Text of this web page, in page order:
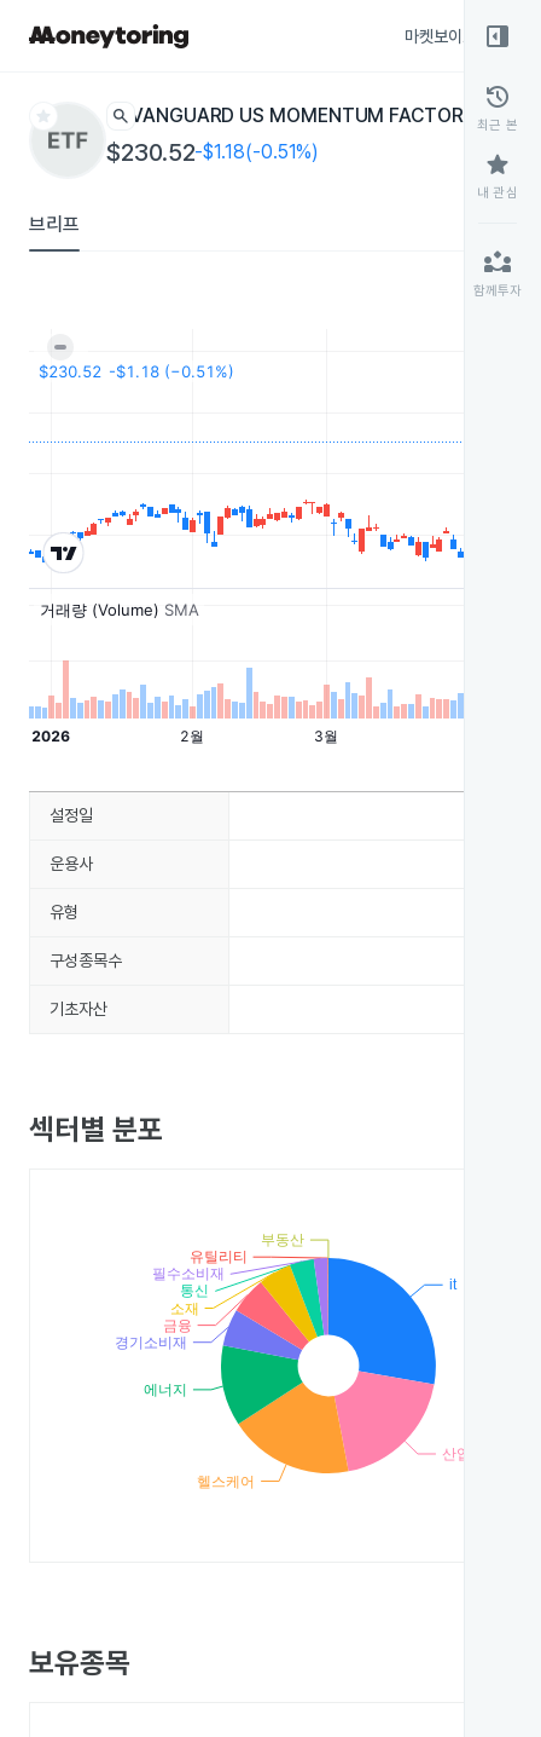
마켓보이스
star search VANGUARD US MOMENTUM FACTOR VFMO ETF
$230.52-$1.18(-0.51%)
브리프
right_panel_open
history
최근 본
star
내 관심
partner_exchange
함께투자